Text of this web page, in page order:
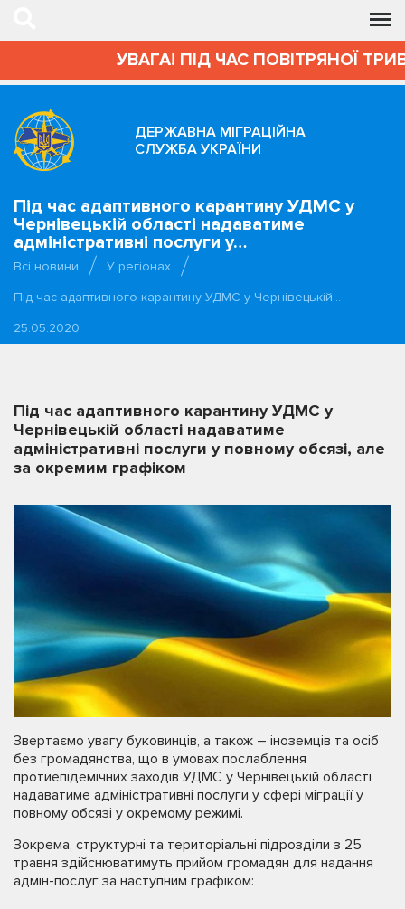
УВАГА! ПІД ЧАС ПОВІТРЯНОЇ
ДЕРЖАВНА МІГРАЦІЙНА
СЛУЖБА УКРАЇНИ
Під час адаптивного карантину УДМС у
Чернівецькій області надаватиме
адміністративні послуги у…
Всі новини
У регіонах
Під час адаптивного карантину УДМС у Чернівецькій…
25.05.2020
Під час адаптивного карантину УДМС у
Чернівецькій області надаватиме
адміністративні послуги у повному обсязі, але
за окремим графіком
Звертаємо увагу буковинців, а також – іноземців та осіб
без громадянства, що в умовах послаблення
протиепідемічних заходів УДМС у Чернівецькій області
надаватиме адміністративні послуги у сфері міграції у
повному обсязі у окремому режимі.
Зокрема, структурні та територіальні підрозділи з 25
травня здійснюватимуть прийом громадян для надання
адмін-послуг за наступним графіком: